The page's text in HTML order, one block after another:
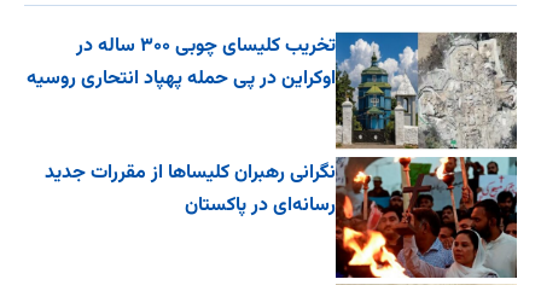
تخریب کلیسای چوبی ۳۰۰ ساله در
اوکراین در پی حمله پهپاد انتحاری روسیه
نگرانی رهبران کلیساها از مقررات جدید
رسانه‌ای در پاکستان